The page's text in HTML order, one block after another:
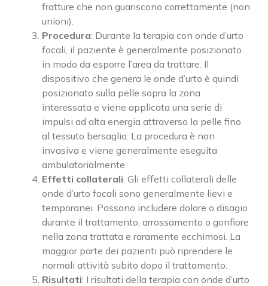
fratture che non guariscono correttamente (non
unioni).
Procedura: Durante la terapia con onde d’urto
focali, il paziente è generalmente posizionato
in modo da esporre l’area da trattare. Il
dispositivo che genera le onde d’urto è quindi
posizionato sulla pelle sopra la zona
interessata e viene applicata una serie di
impulsi ad alta energia attraverso la pelle fino
al tessuto bersaglio. La procedura è non
invasiva e viene generalmente eseguita
ambulatorialmente.
Effetti collaterali: Gli effetti collaterali delle
onde d’urto focali sono generalmente lievi e
temporanei. Possono includere dolore o disagio
durante il trattamento, arrossamento o gonfiore
nella zona trattata e raramente ecchimosi. La
maggior parte dei pazienti può riprendere le
normali attività subito dopo il trattamento.
Risultati: I risultati della terapia con onde d’urto